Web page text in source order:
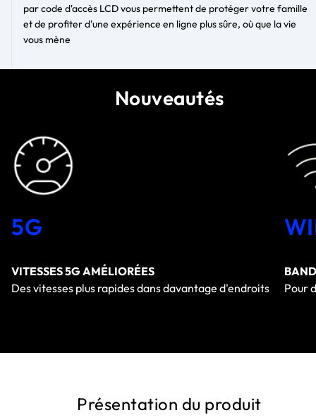
par code d'accès LCD vous permettent de protéger votre famille
et de profiter d'une expérience en ligne plus sûre, où que la vie
vous mène
Nouveautés
5G
VITESSES 5G AMÉLIORÉES
Des vitesses plus rapides dans davantage d'endroits
Pour
Présentation du produit